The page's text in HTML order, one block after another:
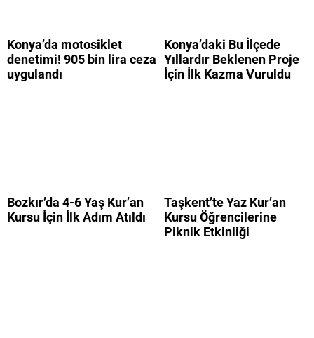
Konya’da motosiklet
denetimi! 905 bin lira ceza
uygulandı
Konya’daki Bu İlçede
Yıllardır Beklenen Proje
İçin İlk Kazma Vuruldu
Bozkır’da 4-6 Yaş Kur’an
Kursu İçin İlk Adım Atıldı
Taşkent’te Yaz Kur’an
Kursu Öğrencilerine
Piknik Etkinliği